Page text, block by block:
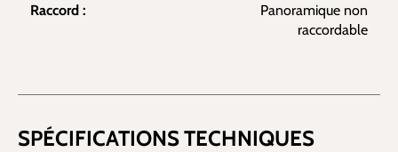
Raccord :
Panoramique non
raccordable
SPÉCIFICATIONS TECHNIQUES